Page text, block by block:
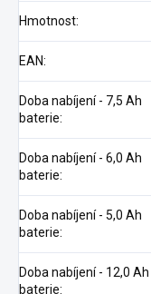
Hmotnost:
EAN:
Doba nabíjení - 7,5 Ah
baterie:
Doba nabíjení - 6,0 Ah
baterie:
Doba nabíjení - 5,0 Ah
baterie:
Doba nabíjení - 12,0 Ah
baterie: